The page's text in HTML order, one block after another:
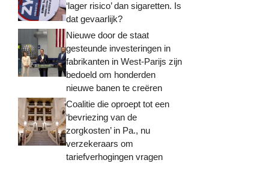
‘lager risico’ dan sigaretten. Is
dat gevaarlijk?
Nieuwe door de staat
gesteunde investeringen in
fabrikanten in West-Parijs zijn
bedoeld om honderden
nieuwe banen te creëren
Coalitie die oproept tot een
‘bevriezing van de
zorgkosten’ in Pa., nu
verzekeraars om
tariefverhogingen vragen